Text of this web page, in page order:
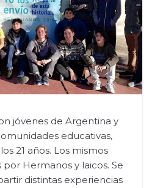
jóvenes de Argentina y
educativas,
21 años. Los mismos
Hermanos y laicos. Se
distintas experiencias